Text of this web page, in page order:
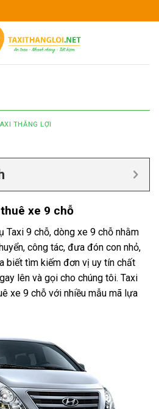
THẮNG LỢI
xe 9 chỗ
Taxi 9 chỗ, dòng xe 9 chỗ nhằm
công tác, đưa đón con nhỏ,
biết tìm kiếm đơn vị uy tín chất
lên và gọi cho chúng tôi. Taxi
xe 9 chỗ với nhiều mẫu mã lựa